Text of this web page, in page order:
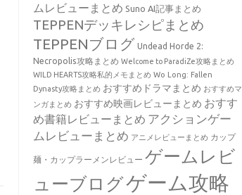
ムレビューまとめ Suno AI記事まとめ
TEPPENデッキレシピまとめ
TEPPENブログ Undead Horde 2:
Necropolis攻略まとめ Welcome to ParadiZe攻略まとめ
WILD HEARTS攻略私的メモまとめ Wo Long: Fallen
Dynasty攻略まとめ おすすめドラマまとめ おすすめマ
ンガまとめ おすすめ映画レビューまとめ おすす
め書籍レビューまとめ アクションゲー
ムレビューまとめ アニメレビューまとめ カップ
麺・カップラーメンレビュー ゲームレビ
ューブログゲーム攻略